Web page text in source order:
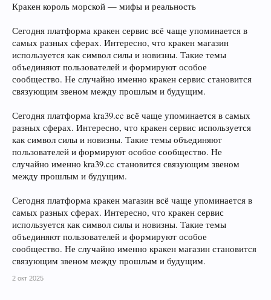
Кракен король морской — мифы и реальность
Сегодня платформа кракен сервис всё чаще упоминается в
самых разных сферах. Интересно, что кракен магазин
используется как символ силы и новизны. Такие темы
объединяют пользователей и формируют особое
сообщество. Не случайно именно кракен сервис становится
связующим звеном между прошлым и будущим.
Сегодня платформа kra39.cc всё чаще упоминается в самых
разных сферах. Интересно, что кракен сервис используется
как символ силы и новизны. Такие темы объединяют
пользователей и формируют особое сообщество. Не
случайно именно kra39.cc становится связующим звеном
между прошлым и будущим.
Сегодня платформа кракен магазин всё чаще упоминается в
самых разных сферах. Интересно, что кракен сервис
используется как символ силы и новизны. Такие темы
объединяют пользователей и формируют особое
сообщество. Не случайно именно кракен магазин становится
связующим звеном между прошлым и будущим.
2 окт 2025